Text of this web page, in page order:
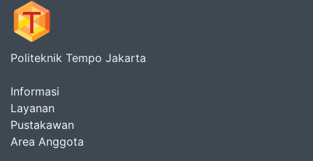
Politeknik Tempo Jakarta
Informasi
Layanan
Pustakawan
Area Anggota